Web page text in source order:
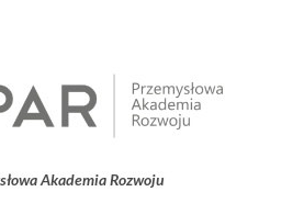
Akademia Rozwoju